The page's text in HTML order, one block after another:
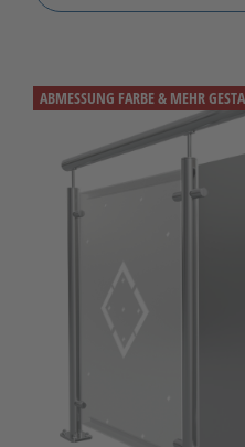
ABMESSUNG FARBE & MEHR